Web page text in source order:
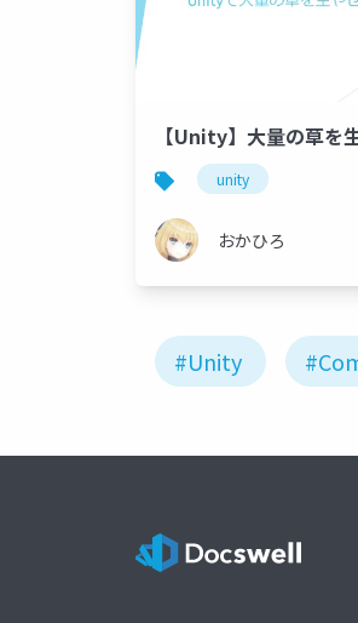
【Unity】大量の草を
unity
おかひろ
#Unity